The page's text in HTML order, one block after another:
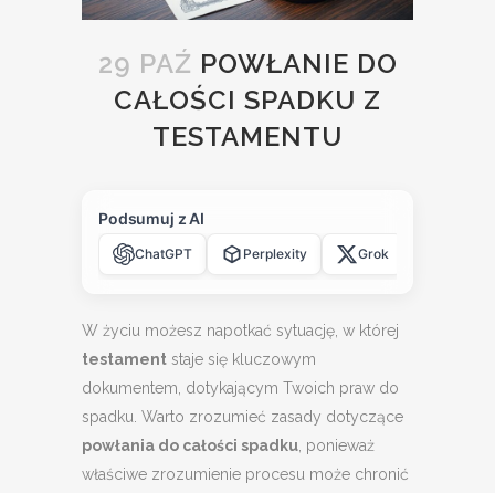
29 PAŹ POWŁANIE DO
CAŁOŚCI SPADKU Z
TESTAMENTU
Podsumuj z AI
ChatGPT Perplexity Grok
W życiu możesz napotkać sytuację, w której
testament staje się kluczowym
dokumentem, dotykającym Twoich praw do
spadku. Warto zrozumieć zasady dotyczące
powłania do całości spadku, ponieważ
właściwe zrozumienie procesu może chronić